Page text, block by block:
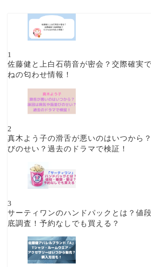
1
佐藤健と上白石萌音が密会？交際確実
ねの匂わせ情報！
2
真木よう子の滑舌が悪いのはいつから
びのせい？過去のドラマで検証！
3
サーティワンのハンドパックとは？値
底調査！予約なしでも買える？